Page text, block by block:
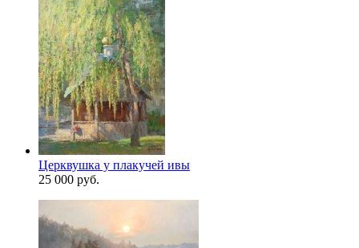
Церквушка у плакучей ивы
25 000 руб.